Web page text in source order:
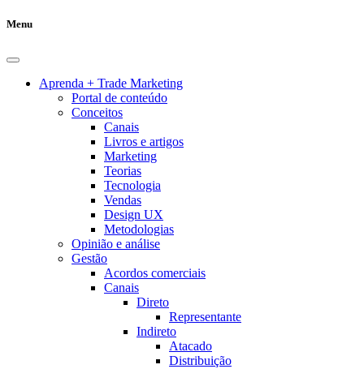
Menu
Aprenda + Trade Marketing
Portal de conteúdo
Conceitos
Canais
Livros e artigos
Marketing
Teorias
Tecnologia
Vendas
Design UX
Metodologias
Opinião e análise
Gestão
Acordos comerciais
Canais
Direto
Representante
Indireto
Atacado
Distribuição